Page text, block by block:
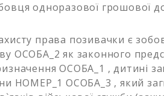
одноразової грошової
права позивачки є
ОСОБА_2 як законного
ОСОБА_1 , дитині
НОМЕР_1 ОСОБА_3 , який